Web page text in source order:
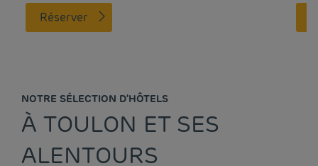
Réserver
NOTRE SÉLECTION D'HÔTELS
À TOULON ET SES
ALENTOURS